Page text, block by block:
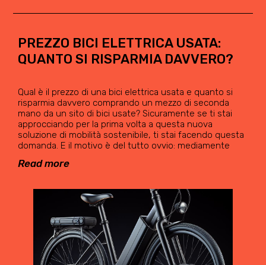
PREZZO BICI ELETTRICA USATA:
QUANTO SI RISPARMIA DAVVERO?
Qual è il prezzo di una bici elettrica usata e quanto si
risparmia davvero comprando un mezzo di seconda
mano da un sito di bici usate? Sicuramente se ti stai
approcciando per la prima volta a questa nuova
soluzione di mobilità sostenibile, ti stai facendo questa
domanda. E il motivo è del tutto ovvio: mediamente
Read more